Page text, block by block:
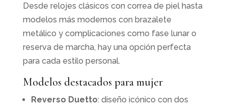
Desde relojes clásicos con correa de piel hasta
modelos más modernos con brazalete
metálico y complicaciones como fase lunar o
reserva de marcha, hay una opción perfecta
para cada estilo personal.
Modelos destacados para mujer
Reverso Duetto: diseño icónico con dos